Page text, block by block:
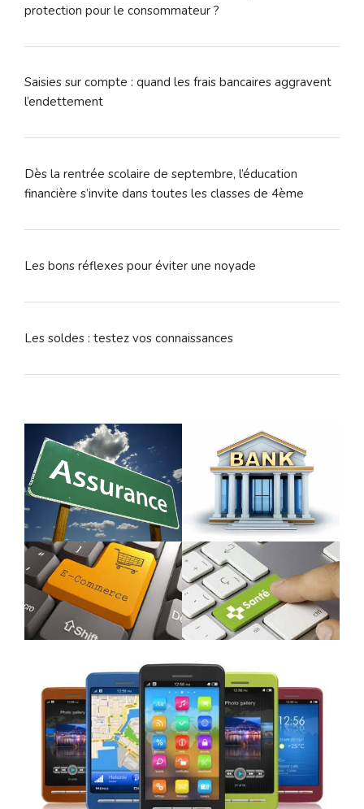
protection pour le consommateur ?
Saisies sur compte : quand les frais bancaires aggravent
l’endettement
Dès la rentrée scolaire de septembre, l’éducation
financière s’invite dans toutes les classes de 4ème
Les bons réflexes pour éviter une noyade
Les soldes : testez vos connaissances